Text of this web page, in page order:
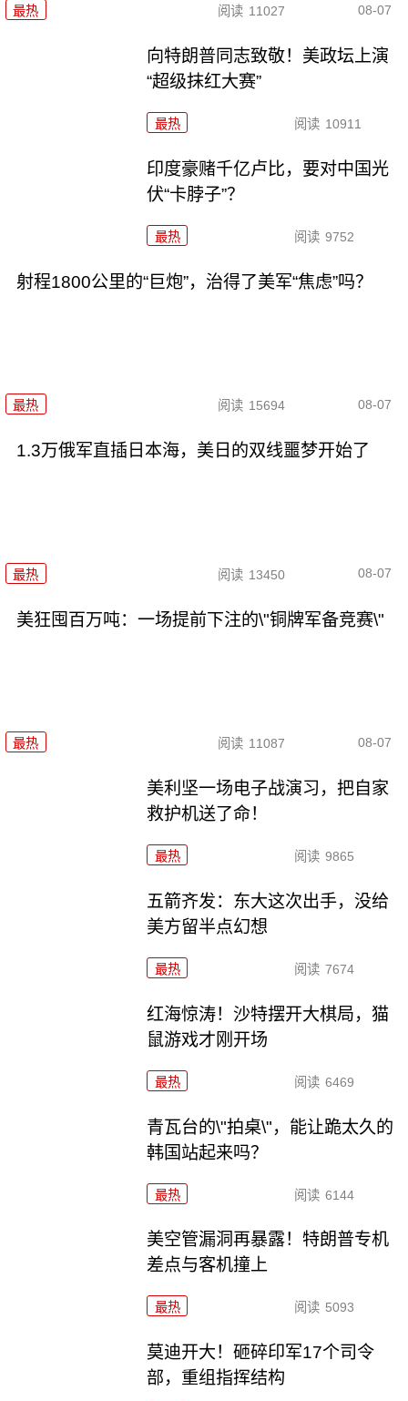
最热 阅读 11027 08-07
向特朗普同志致敬！美政坛上演
“超级抹红大赛”
最热 阅读 10911
印度豪赌千亿卢比，要对中国光
伏“卡脖子”？
最热 阅读 9752
射程1800公里的“巨炮”，治得了美军“焦虑”吗？
最热 阅读 15694 08-07
1.3万俄军直插日本海，美日的双线噩梦开始了
最热 阅读 13450 08-07
美狂囤百万吨：一场提前下注的\"铜牌军备竞赛\"
最热 阅读 11087 08-07
美利坚一场电子战演习，把自家
救护机送了命！
最热 阅读 9865
五箭齐发：东大这次出手，没给
美方留半点幻想
最热 阅读 7674
红海惊涛！沙特摆开大棋局，猫
鼠游戏才刚开场
最热 阅读 6469
青瓦台的\"拍桌\"，能让跪太久的
韩国站起来吗？
最热 阅读 6144
美空管漏洞再暴露！特朗普专机
差点与客机撞上
最热 阅读 5093
莫迪开大！砸碎印军17个司令
部，重组指挥结构